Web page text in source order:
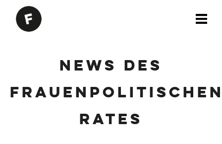
News des
Rates